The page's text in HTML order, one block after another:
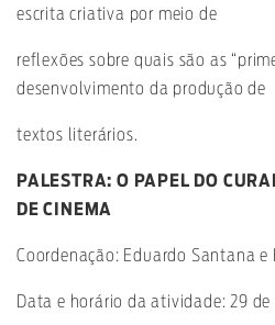
escrita criativa por meio de
reflexões sobre quais são as
desenvolvimento da produção de
textos literários.
PALESTRA: O PAPEL DO
DE CINEMA
Coordenação: Eduardo Santana
Data e horário da atividade: 29 de